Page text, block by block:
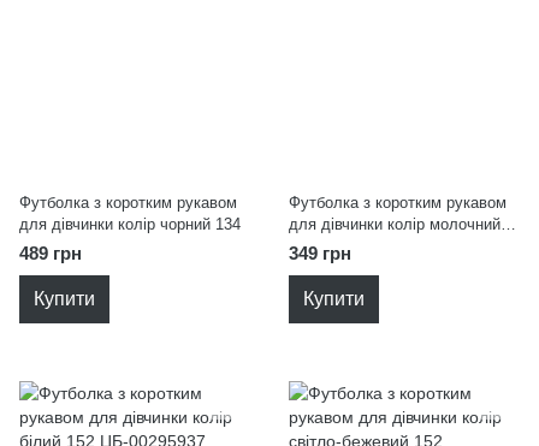
Футболка з коротким рукавом
для дівчинки колір чорний 134
489 грн
Купити
Футболка з коротким рукавом
для дівчинки колір молочний
152
349 грн
Купити